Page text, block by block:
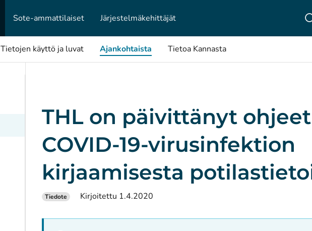
Sote-ammattilaiset Järjestelmä­kehittäjät
Tietojen käyttö ja luvat Ajankohtaista Tietoa Kannasta
THL on päivittänyt ohjeet
COVID-19-virusinfektion
kirjaamisesta
Tiedote Kirjoitettu 1.4.2020